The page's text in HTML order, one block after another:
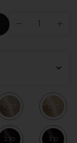
10.21 12.0
2.10 3.0